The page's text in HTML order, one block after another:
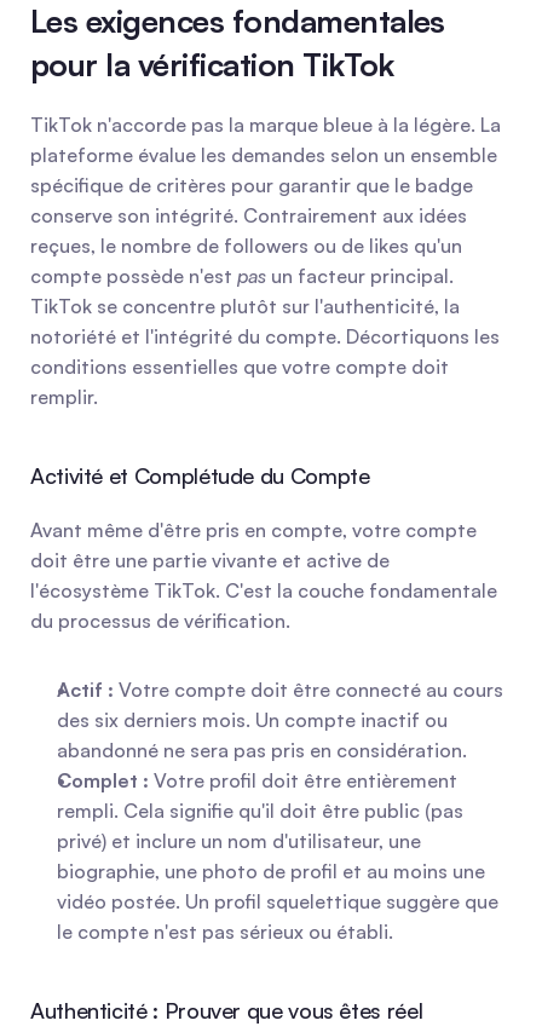
Les exigences fondamentales
pour la vérification TikTok
TikTok n'accorde pas la marque bleue à la légère. La
plateforme évalue les demandes selon un ensemble
spécifique de critères pour garantir que le badge
conserve son intégrité. Contrairement aux idées
reçues, le nombre de followers ou de likes qu'un
compte possède n'est pas un facteur principal.
TikTok se concentre plutôt sur l'authenticité, la
notoriété et l'intégrité du compte. Décortiquons les
conditions essentielles que votre compte doit
remplir.
Activité et Complétude du Compte
Avant même d'être pris en compte, votre compte
doit être une partie vivante et active de
l'écosystème TikTok. C'est la couche fondamentale
du processus de vérification.
Actif : Votre compte doit être connecté au cours
des six derniers mois. Un compte inactif ou
abandonné ne sera pas pris en considération.
Complet : Votre profil doit être entièrement
rempli. Cela signifie qu'il doit être public (pas
privé) et inclure un nom d'utilisateur, une
biographie, une photo de profil et au moins une
vidéo postée. Un profil squelettique suggère que
le compte n'est pas sérieux ou établi.
Authenticité : Prouver que vous êtes réel